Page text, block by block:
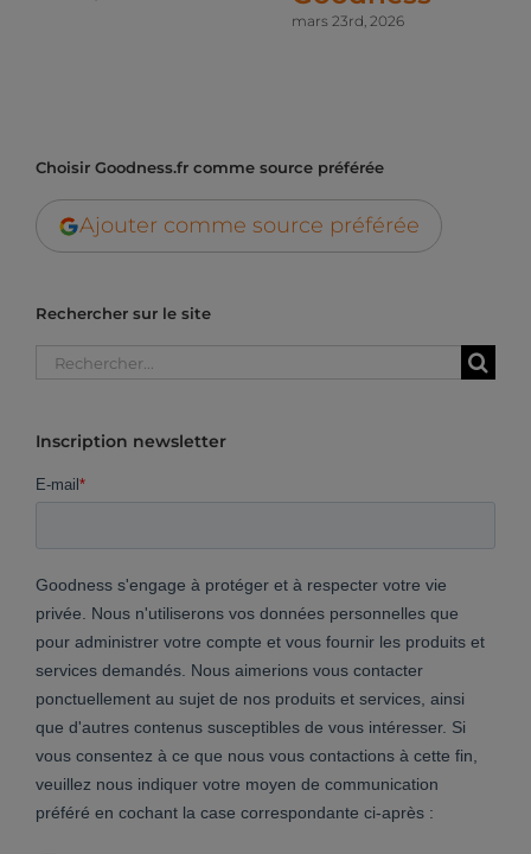
mars 23rd, 2026
Choisir Goodness.fr comme source préférée
Ajouter comme source préférée
Rechercher sur le site
Rechercher:
Inscription newsletter